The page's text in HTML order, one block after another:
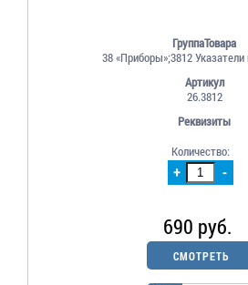
ГруппаТовара
38 «Приборы»;3812
Артикул
26.3812
Реквизиты
+ -
Количество:
690 руб.
СМОТРЕТЬ